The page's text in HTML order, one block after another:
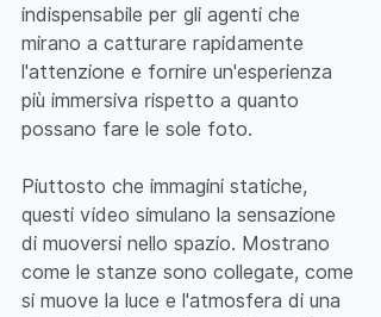
indispensabile per gli agenti che
mirano a catturare rapidamente
l'attenzione e fornire un'esperienza
più immersiva rispetto a quanto
possano fare le sole foto.
Piuttosto che immagini statiche,
questi video simulano la sensazione
di muoversi nello spazio. Mostrano
come le stanze sono collegate, come
si muove la luce e l'atmosfera di una